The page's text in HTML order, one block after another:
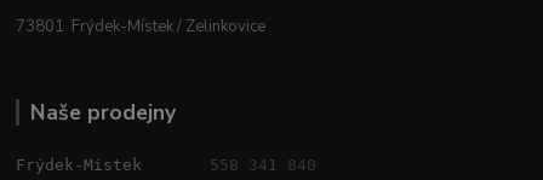
73801 Frýdek-Místek / Zelinkovice
Naše prodejny
Frýdek-Místek 558 341 840